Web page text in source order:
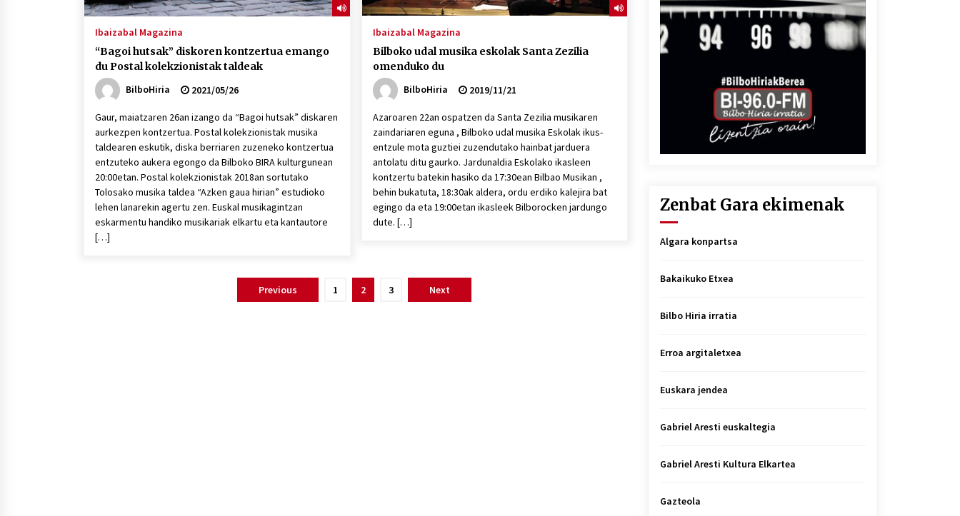
Ibaizabal Magazina
“Bagoi hutsak” diskoren kontzertua emango
du Postal kolekzionistak taldeak
BilboHiria
2021/05/26
Gaur, maiatzaren 26an izango da “Bagoi hutsak” diskaren
aurkezpen kontzertua. Postal kolekzionistak musika
taldearen eskutik, diska berriaren zuzeneko kontzertua
entzuteko aukera egongo da Bilboko BIRA kulturgunean
20:00etan. Postal kolekzionistak 2018an sortutako
Tolosako musika taldea “Azken gaua hirian” estudioko
lehen lanarekin agertu zen. Euskal musikagintzan
eskarmentu handiko musikariak elkartu eta kantautore
[…]
Ibaizabal Magazina
Bilboko udal musika eskolak Santa Zezilia
omenduko du
BilboHiria
2019/11/21
Azaroaren 22an ospatzen da Santa Zezilia musikaren
zaindariaren eguna , Bilboko udal musika Eskolak ikus-
entzule mota guztiei zuzendutako hainbat jarduera
antolatu ditu gaurko. Jardunaldia Eskolako ikasleen
kontzertu batekin hasiko da 17:30ean Bilbao Musikan ,
behin bukatuta, 18:30ak aldera, ordu erdiko kalejira bat
egingo da eta 19:00etan ikasleek Bilborocken jardungo
dute. […]
Previous 1 2 3 Next
Zenbat Gara ekimenak
Algara konpartsa
Bakaikuko Etxea
Bilbo Hiria irratia
Erroa argitaletxea
Euskara jendea
Gabriel Aresti euskaltegia
Gabriel Aresti Kultura Elkartea
Gazteola